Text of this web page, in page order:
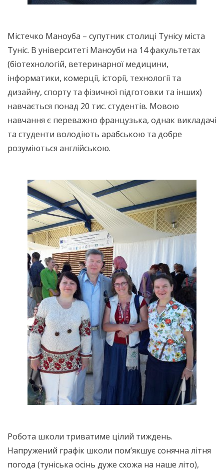
Містечко Маноуба – супутник столиці Тунісу міста
Туніс. В університеті Маноуби на 14 факультетах
(біотехнологій, ветеринарної медицини,
інформатики, комерції, історії, технології та
дизайну, спорту та фізичної підготовки та інших)
навчається понад 20 тис. студентів. Мовою
навчання є переважно французька, однак викладачі
та студенти володіють арабською та добре
розуміються англійською.
Робота школи триватиме цілий тиждень.
Напружений графік школи пом’якшує сонячна літня
погода (туніська осінь дуже схожа на наше літо),